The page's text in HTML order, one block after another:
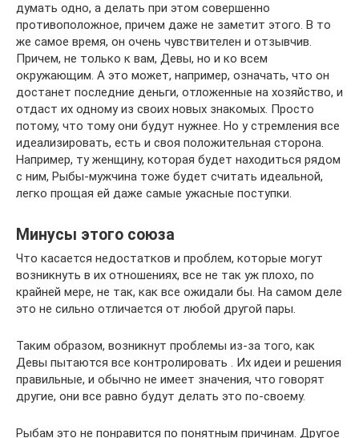
думать одно, а делать при этом совершенно
противоположное, причем даже не заметит этого. В то
же самое время, он очень чувствителен и отзывчив.
Причем, не только к вам, Девы, но и ко всем
окружающим. А это может, например, означать, что он
достанет последние деньги, отложенные на хозяйство, и
отдаст их одному из своих новых знакомых. Просто
потому, что тому они будут нужнее. Но у стремления все
идеализировать, есть и своя положительная сторона.
Например, ту женщину, которая будет находиться рядом
с ним, Рыбы-мужчина тоже будет считать идеальной,
легко прощая ей даже самые ужасные поступки.
Минусы этого союза
Что касается недостатков и проблем, которые могут
возникнуть в их отношениях, все не так уж плохо, по
крайней мере, не так, как все ожидали бы. На самом деле
это не сильно отличается от любой другой пары.
Таким образом, возникнут проблемы из-за того, как
Девы пытаются все контролировать . Их идеи и решения
правильные, и обычно не имеет значения, что говорят
другие, они все равно будут делать это по-своему.
Рыбам это не понравится по понятным причинам. Другое